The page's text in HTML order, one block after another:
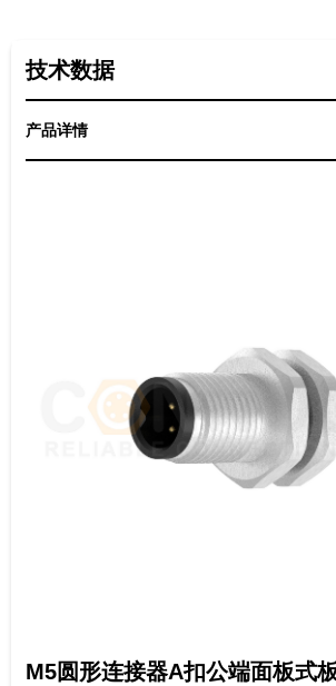
技术数据
产品详情
M5圆形连接器A扣公端面板式